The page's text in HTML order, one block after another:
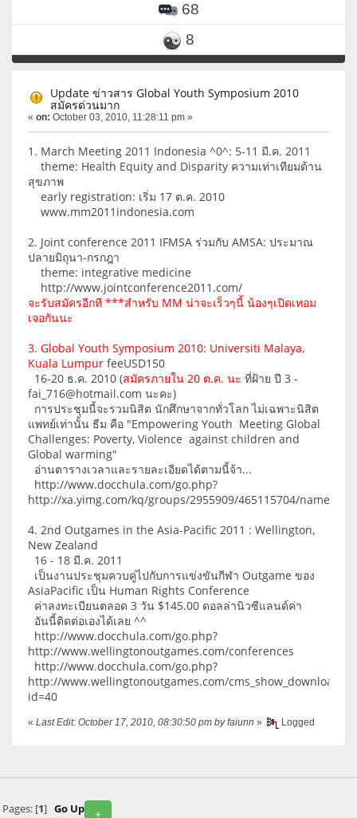
68
8
Update ข่าวสาร Global Youth Symposium 2010
สมัครด่วนมาก
« on: October 03, 2010, 11:28:11 pm »
1. March Meeting 2011 Indonesia ^0^: 5-11 มี.ค. 2011
theme: Health Equity and Disparity ความเท่าเทียมด้าน
สุขภาพ
early registration: เริ่ม 17 ต.ค. 2010
www.mm2011indonesia.com
2. Joint conference 2011 IFMSA ร่วมกับ AMSA: ประมาณ
ปลายมิถุนา-กรกฎา
theme: integrative medicine
http://www.jointconference2011.com/
จะรับสมัครอีกที ***สำหรับ MM น่าจะเร็วๆนี้ น้องๆเปิดเทอม
เจอกันนะ
3. Global Youth Symposium 2010: Universiti Malaya,
Kuala Lumpur feeUSD150
16-20 ธ.ค. 2010 (สมัครภายใน 20 ต.ค. นะ ที่ฝ้าย ปี 3 -
fai_716@hotmail.com นะคะ)
การประชุมนี้จะรวมนิสิต นักศึกษาจากทั่วโลก ไม่เฉพาะนิสิต
แพทย์เท่านั้น ธีม คือ "Empowering Youth  Meeting Global
Challenges: Poverty, Violence against children and
Global warming"
อ่านตารางเวลาและรายละเอียดได้ตามนี้จ้า...
http://www.docchula.com/go.php?
http://xa.yimg.com/kq/groups/2955909/465115704/name/
4. 2nd Outgames in the Asia-Pacific 2011 : Wellington,
New Zealand
16 - 18 มี.ค. 2011
เป็นงานประชุมควบคู่ไปกับการแข่งขันกีฬา Outgame ของ
AsiaPacific เป็น Human Rights Conference
ค่าลงทะเบียนตลอด 3 วัน $145.00 ดอลล่านิวซีแลนด์ค่า
อันนี้ติดต่อเองได้เลย ^^
http://www.docchula.com/go.php?
http://www.wellingtonoutgames.com/conferences
http://www.docchula.com/go.php?
http://www.wellingtonoutgames.com/
id=40
« Last Edit: October 17, 2010, 08:30:50 pm by faiunn » Logged
+
Pages: [1] Go Up